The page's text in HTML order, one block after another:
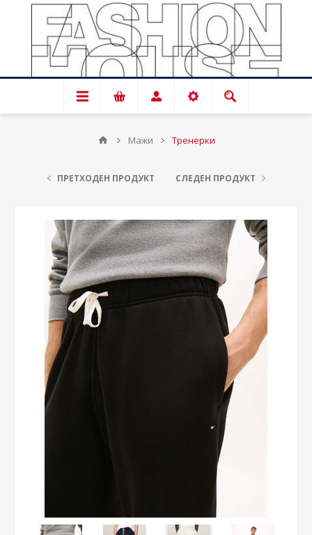
Мажи Тренерки
ПРЕТХОДЕН ПРОДУКТ СЛЕДЕН ПРОДУКТ